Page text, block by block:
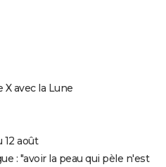
X avec la Lune
12 août
: "avoir la peau qui pèle n'est